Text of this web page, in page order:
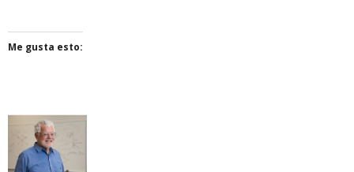
Me gusta esto: